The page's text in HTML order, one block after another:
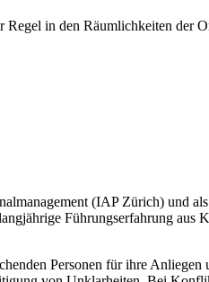
in den Räumlichkeiten der
(IAP Zürich) und
Führungserfahrung
Personen für ihre